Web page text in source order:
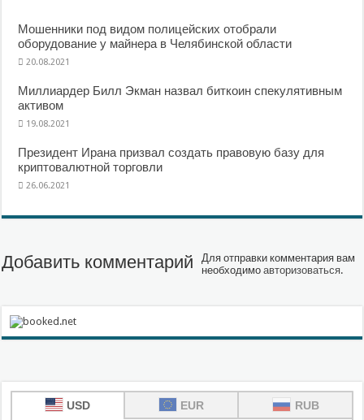
Мошенники под видом полицейских отобрали
оборудование у майнера в Челябинской области
20.08.2021
Миллиардер Билл Экман назвал биткоин спекулятивным
активом
19.08.2021
Президент Ирана призвал создать правовую базу для
криптовалютной торговли
26.06.2021
Добавить комментарий
Для отправки комментария вам
необходимоавторизоваться.